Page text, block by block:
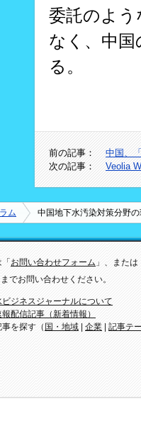
委託のよ
なく、中
る。
前の記事：
中国、
次の記事：
Veolia
ム 中国地下水汚染対策分野
お問い合わせフォーム 」、または
でお問い合わせください。
ビジネスジャーナルについて
報配信記事（新着情報）
事を探す（ 国・地域 | 企業 | 記事テ